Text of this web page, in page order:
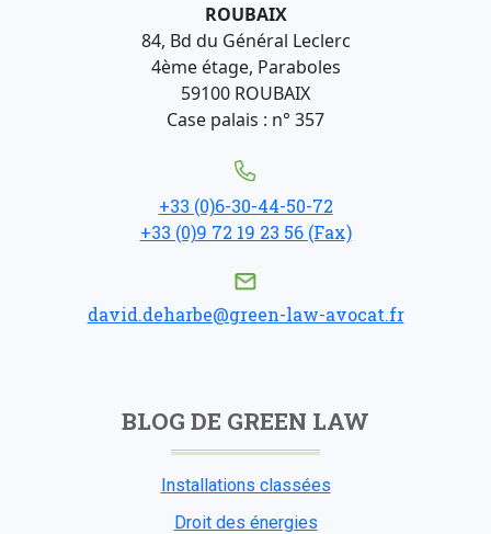
ROUBAIX
84, Bd du Général Leclerc
4ème étage, Paraboles
59100 ROUBAIX
Case palais : n° 357
+33 (0)6-30-44-50-72
+33 (0)9 72 19 23 56 (Fax)
david.deharbe@green-law-avocat.fr
BLOG DE GREEN LAW
Installations classées
Droit des énergies